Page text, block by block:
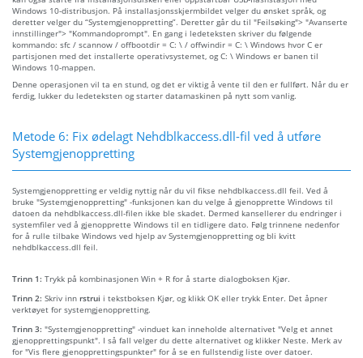
Windows 10-distribusjon. På installasjonsskjermbildet velger du ønsket språk, og
deretter velger du “Systemgjenoppretting”. Deretter går du til "Feilsøking"> "Avanserte
innstillinger"> "Kommandoprompt". En gang i ledeteksten skriver du følgende
kommando: sfc / scannow / offbootdir = C: \ / offwindir = C: \ Windows hvor C er
partisjonen med det installerte operativsystemet, og C: \ Windows er banen til
Windows 10-mappen.
Denne operasjonen vil ta en stund, og det er viktig å vente til den er fullført. Når du er
ferdig, lukker du ledeteksten og starter datamaskinen på nytt som vanlig.
Metode 6: Fix ødelagt Nehdblkaccess.dll-fil ved å utføre
Systemgjenoppretting
Systemgjenoppretting er veldig nyttig når du vil fikse nehdblkaccess.dll feil. Ved å
bruke "Systemgjenoppretting" -funksjonen kan du velge å gjenopprette Windows til
datoen da nehdblkaccess.dll-filen ikke ble skadet. Dermed kansellerer du endringer i
systemfiler ved å gjenopprette Windows til en tidligere dato. Følg trinnene nedenfor
for å rulle tilbake Windows ved hjelp av Systemgjenoppretting og bli kvitt
nehdblkaccess.dll feil.
Trinn 1: Trykk på kombinasjonen Win + R for å starte dialogboksen Kjør.
Trinn 2: Skriv inn rstrui i tekstboksen Kjør, og klikk OK eller trykk Enter. Det åpner
verktøyet for systemgjenoppretting.
Trinn 3: "Systemgjenoppretting" -vinduet kan inneholde alternativet "Velg et annet
gjenopprettingspunkt". I så fall velger du dette alternativet og klikker Neste. Merk av
for "Vis flere gjenopprettingspunkter" for å se en fullstendig liste over datoer.